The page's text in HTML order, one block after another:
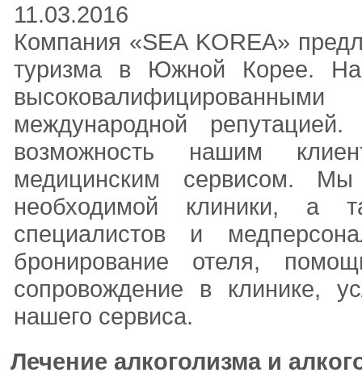
11.03.2016
Компания «SEA KOREA»
туризма в Южной Корее.
международной
возможность нашим
медицинским сервисом.
необходимой клиники, а
специалистов и
бронирование отеля,
сопровождение в клинике,
нашего сервиса.
Лечение алкоголизма и